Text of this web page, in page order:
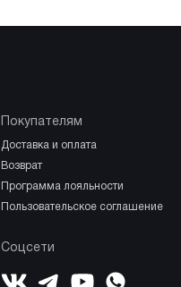
Покупателям
доставка и оплата
возврат
программа лояльности
пользовательское соглашение
Соцсети
ВКонтактеTelegramYouTubeWhatsApp